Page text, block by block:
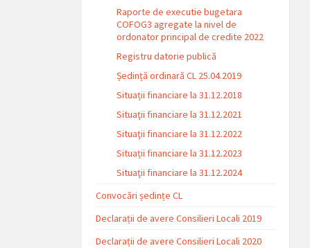
Raporte de executie bugetara
COFOG3 agregate la nivel de
ordonator principal de credite 2022
Registru datorie publică
Ședință ordinară CL 25.04.2019
Situații financiare la 31.12.2018
Situaţii financiare la 31.12.2021
Situaţii financiare la 31.12.2022
Situații financiare la 31.12.2023
Situaţii financiare la 31.12.2024
Convocări ședințe CL
Declarații de avere Consilieri Locali 2019
Declarații de avere Consilieri Locali 2020